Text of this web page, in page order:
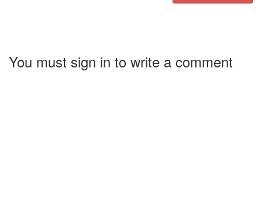
You must sign in to write a comment